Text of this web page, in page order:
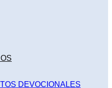
DEVOCIONALES